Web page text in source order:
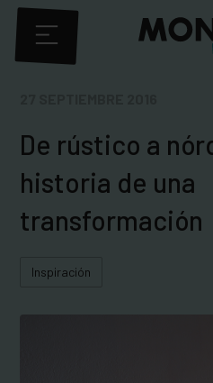
De rústico a
historia de una
transformación
Inspiración